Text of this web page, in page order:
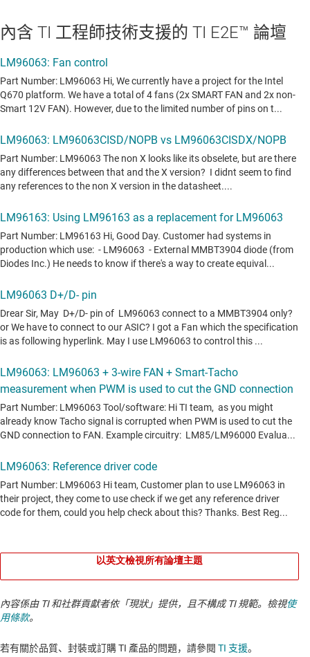
內含 TI 工程師技術支援的 TI E2E™ 論壇
以英文檢視所有論壇主題
內容係由 TI 和社群貢獻者依「現狀」提供，且不構成 TI 規範。檢視使
用條款。
若有關於品質、封裝或訂購 TI 產品的問題，請參閱 TI 支援。​​​​​​​​​​​​​​